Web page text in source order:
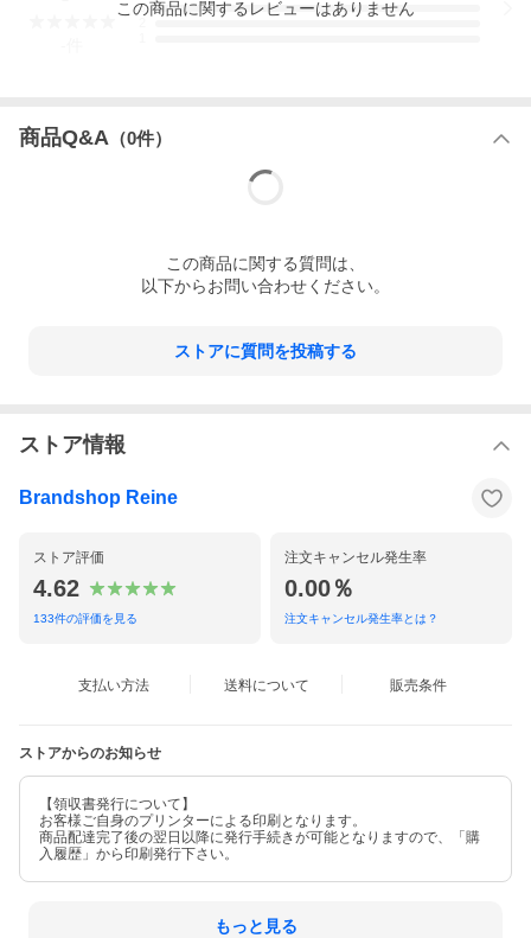
SA （美品）
金具のスレ、小銭入れ内にコインの押跡が見受けられますが、
上質なレザーにトリオンフロゴ金具が高級感を高める「スモー
ル フラップ ウォレット」三つ折り財布。
光沢のあるシャイニーカーフスキンを使用した贅沢な逸品で
き、小さなかばんにも無理なく収まる可愛らしいサイズ。
ヌード
サイズ
型番
10D78 3DPV 03ND
素材
札入れ×1
オープンポケット×2
付属品
なし
3
この商品に関するレビューはありません
商品Q&A （0件）
この商品に関する質問は、
以下からお問い合わせください。
ストアに質問を投稿する
ストア情報
Brandshop Reine
ストア評価
4.62
133件の評価を見る
注文キャンセル発生率
0.00％
注文キャンセル発生率とは？
支払い方法 送料について 販売条件
ストアからのお知らせ
【領収書発行について】
お客様ご自身のプリンターによる印刷となります。
商品配達完了後の翌日以降に発行手続きが可能となりますので、「購
入履歴」から印刷発行下さい。
もっと見る